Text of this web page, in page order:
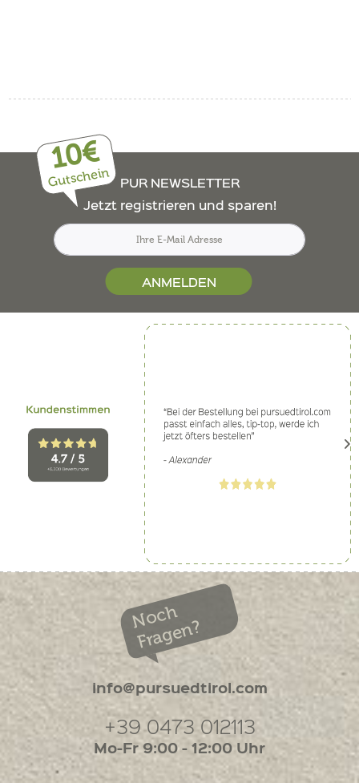
10€
Gutschein
PUR NEWSLETTER
Jetzt registrieren und sparen!
ANMELDEN
Noch
Fragen?
info@pursuedtirol.com
+39 0473 012113
Mo-Fr 9:00 - 12:00 Uhr